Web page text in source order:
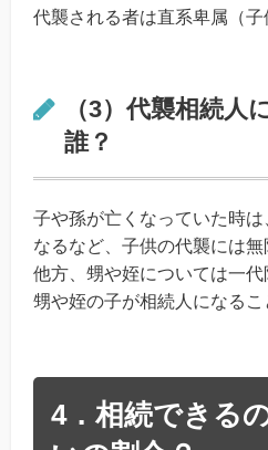
代襲される者は直系卑属（子
（3）代襲相続人
誰？
子や孫が亡くなっていた時
なるなど、子供の代襲には無
他方、甥や姪については一代
甥や姪の子が相続人になるこ
4．相続できる